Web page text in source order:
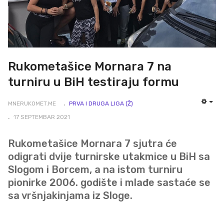
Rukometašice Mornara 7 na
turniru u BiH testiraju formu
MNERUKOMET.ME
PRVA I DRUGA LIGA (Ž)
17 SEPTEMBAR 2021
Rukometašice Mornara 7 sjutra će
odigrati dvije turnirske utakmice u BiH sa
Slogom i Borcem, a na istom turniru
pionirke 2006. godište i mlađe sastaće se
sa vršnjakinjama iz Sloge.